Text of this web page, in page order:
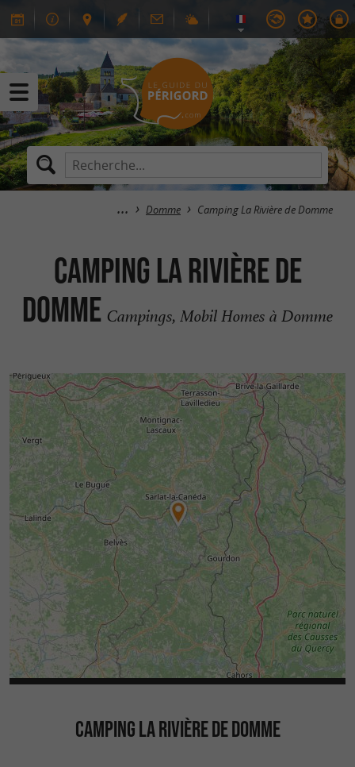
Domme Camping La Rivière de Domme
Camping La Rivière de
Domme Campings, Mobil Homes à Domme
CAMPING LA RIVIÈRE DE DOMME